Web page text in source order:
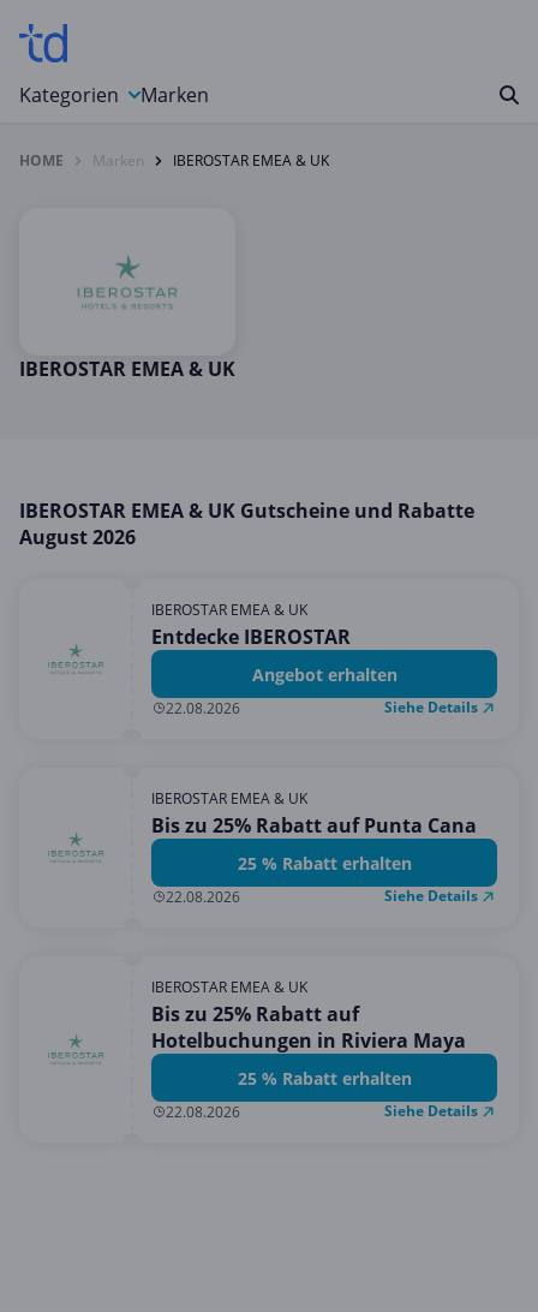
Kategorien
Auto, Motorrad & Werkzeuge
Computer & Elektronik
Essen & Trinken
Gesundheit & Beauty
Mode & Accessoires
Shopping
Sonstiges
Sport & Freizeit
Marken
HOME Marken IBEROSTAR EMEA & UK
IBEROSTAR EMEA & UK
IBEROSTAR EMEA & UK Gutscheine und Rabatte
August 2026
IBEROSTAR EMEA & UK
Entdecke IBEROSTAR
Angebot erhalten
22.08.2026 Siehe Details
IBEROSTAR EMEA & UK
Bis zu 25% Rabatt auf Punta Cana
25 % Rabatt erhalten
22.08.2026 Siehe Details
IBEROSTAR EMEA & UK
Bis zu 25% Rabatt auf
Hotelbuchungen in Riviera Maya
25 % Rabatt erhalten
22.08.2026 Siehe Details